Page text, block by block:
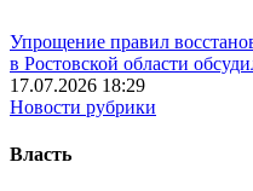
Упрощение правил
в Ростовской области
17.07.2026 18:29
Новости рубрики
Власть